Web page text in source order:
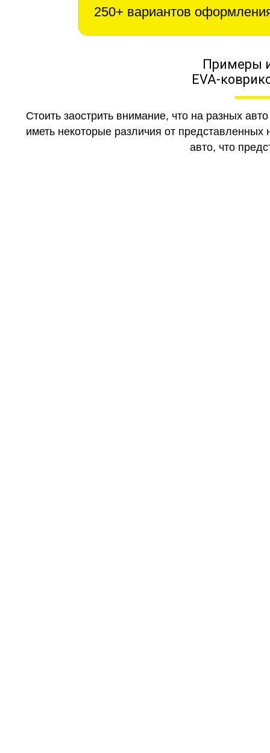
250+ вариантов
Примеры
EVA-
Стоить заострить внимание, что на разных
иметь некоторые различия от
авто, что